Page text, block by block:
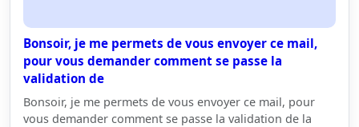
Bonsoir, je me permets de vous envoyer ce mail,
pour vous demander comment se passe la
validation de
Bonsoir, je me permets de vous envoyer ce mail, pour
vous demander comment se passe la validation de la